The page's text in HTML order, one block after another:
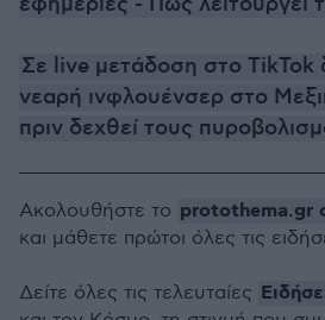
Σε live μετάδοση στο
νεαρή ινφλουένσερ στο
πριν δεχθεί τους
Ακολουθήστε το protothema.gr
και μάθετε πρώτοι όλες τις
Δείτε όλες τις τελευταίες